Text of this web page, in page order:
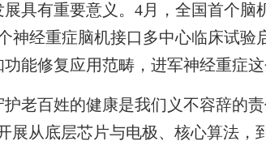
有重要意义。4月，全国首个脑
神经重症脑机接口多中心临床试验
能修复应用范畴，进军神经重症这
百姓的健康是我们义不容辞的责
展从底层芯片与电极、核心算法，